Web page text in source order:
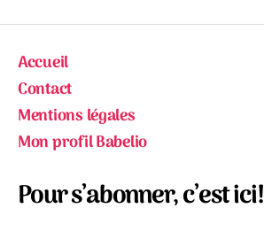
Accueil
Contact
Mentions légales
Mon profil Babelio
Pour s’abonner, c’est ici!